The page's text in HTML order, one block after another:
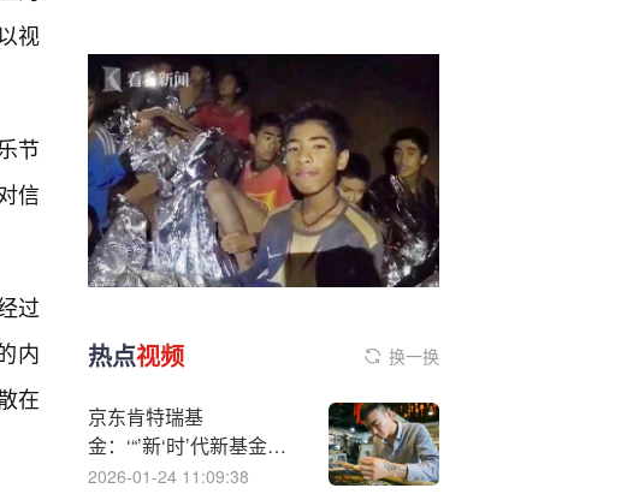
视
节
信
过
内
在
热点视频 换一换
京东肯特瑞基
金：‘“’新‘时’代新基金新
价值”主题活动走进中国
2026-01-24 11:09:38